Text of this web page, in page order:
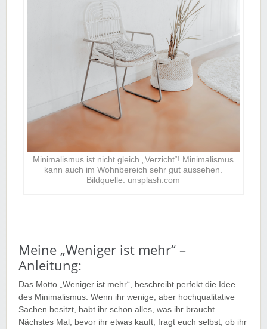
Minimalismus ist nicht gleich „Verzicht“! Minimalismus
kann auch im Wohnbereich sehr gut aussehen.
Bildquelle: unsplash.com
Meine „Weniger ist mehr“ –
Anleitung:
Das Motto „Weniger ist mehr“, beschreibt perfekt die Idee
des Minimalismus. Wenn ihr wenige, aber hochqualitative
Sachen besitzt, habt ihr schon alles, was ihr braucht.
Nächstes Mal, bevor ihr etwas kauft, fragt euch selbst, ob ihr